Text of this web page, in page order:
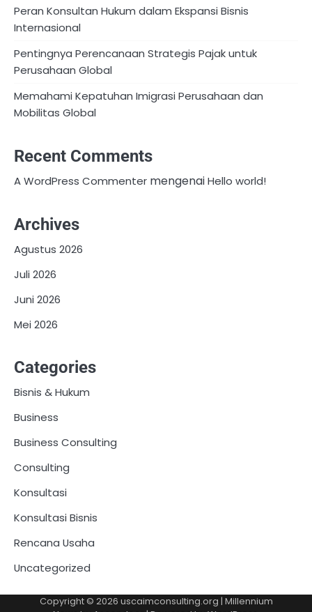
Peran Konsultan Hukum dalam Ekspansi Bisnis
Internasional
Pentingnya Perencanaan Strategis Pajak untuk
Perusahaan Global
Memahami Kepatuhan Imigrasi Perusahaan dan
Mobilitas Global
Recent Comments
A WordPress Commenter mengenaiHello world!
Archives
Agustus 2026
Juli 2026
Juni 2026
Mei 2026
Categories
Bisnis & Hukum
Business
Business Consulting
Consulting
Konsultasi
Konsultasi Bisnis
Rencana Usaha
Uncategorized
Copyright © 2026 uscaimconsulting.org | Millennium